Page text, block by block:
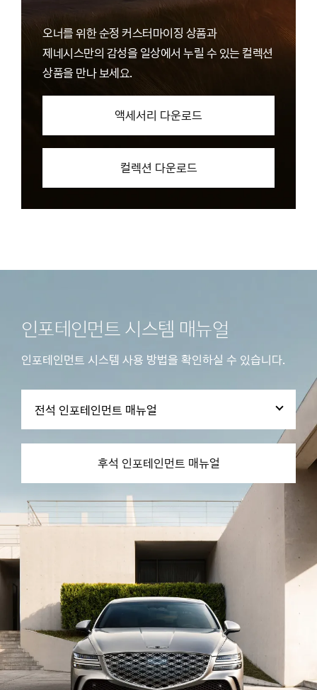
오너를 위한 순정 커스터마이징 상품과
제네시스만의 감성을 일상에서 누릴 수 있는 컬렉션
상품을 만나 보세요.
액세서리 다운로드
컬렉션 다운로드
인포테인먼트 시스템 매뉴얼
인포테인먼트 시스템 사용 방법을 확인하실 수 있습니다.
전석 인포테인먼트 매뉴얼
후석 인포테인먼트 매뉴얼